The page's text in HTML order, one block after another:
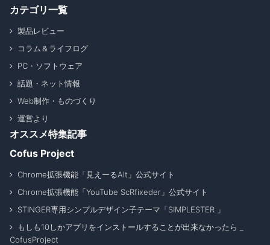
カテゴリ一覧
製品レビュー
コラム＆ライフログ
PC・ソフトウェア
話題・ネット情報
Web制作・ものづくり
運営より
オススメ特集記事
Cofus Project
Chrome拡張機能「見えーるAlt」公式サイト
Chrome拡張機能「YouTube ScRfixeder」公式サイト
STINGER専用シンプルデザイン子テーマ「SIMPLESTER 」
もしも10しかアプリをインストールすることが出来なかったら _
CofusProject